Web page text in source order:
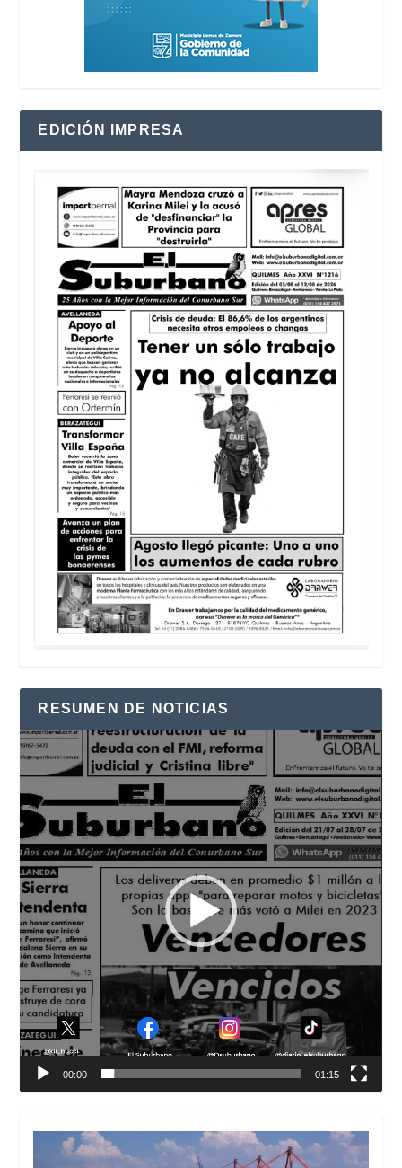
EDICIÓN IMPRESA
RESUMEN DE NOTICIAS
Reproductor
de
vídeo
00:00 01:15